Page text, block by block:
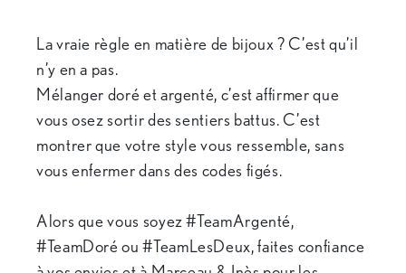
La vraie règle en matière de bijoux ? C’est qu’il
n’y en a pas.
Mélanger doré et argenté, c’est affirmer que
vous osez sortir des sentiers battus. C’est
montrer que votre style vous ressemble, sans
vous enfermer dans des codes figés.
Alors que vous soyez #TeamArgenté,
#TeamDoré ou #TeamLesDeux, faites confiance